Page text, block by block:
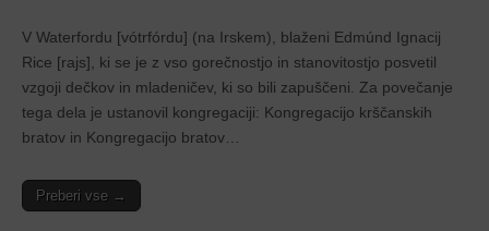
V Waterfordu [vótrfórdu] (na Irskem), blaženi Edmúnd Ignacij
Rice [rajs], ki se je z vso gorečnostjo in stanovitostjo posvetil
vzgoji dečkov in mladeničev, ki so bili zapuščeni. Za povečanje
tega dela je ustanovil kongregaciji: Kongregacijo krščanskih
bratov in Kongregacijo bratov…
Preberi vse →